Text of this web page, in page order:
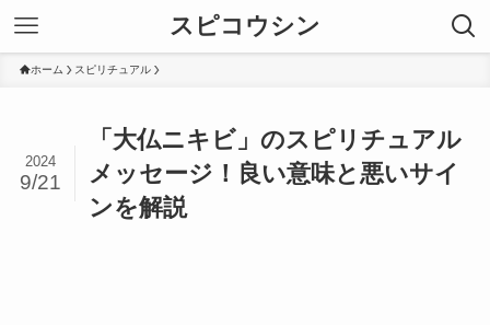
スピコウシン
ホーム スピリチュアル
「大仏ニキビ」のスピリチュアル
メッセージ！良い意味と悪いサイ
ンを解説
2024
9/21